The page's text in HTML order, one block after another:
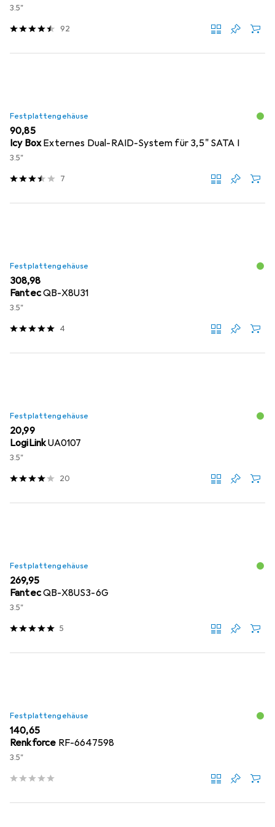
3.5"
92
Festplattengehäuse
EUR
90,85
Icy BoxExternes Dual-RAID-System für 3,5" SATA I
3.5"
7
Festplattengehäuse
EUR
308,98
FantecQB-X8U31
3.5"
4
Festplattengehäuse
EUR
20,99
LogiLinkUA0107
3.5"
20
Festplattengehäuse
EUR
269,95
FantecQB-X8US3-6G
3.5"
5
Festplattengehäuse
EUR
140,65
Renkforce RF-6647598
3.5"